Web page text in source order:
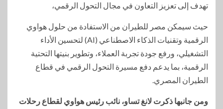
تهدف إلى تعزيز التعاون في مجال التحول الرقمي،
حيث سيمكن مصر للطيران من الاستفادة من حلول هواوي
الرقمية وتقنيات الذكاء الاصطناعي (AI) لتحسين الأداء
التشغيلي، ورفع جودة تجربة العملاء، وتطوير بنيتها التحتية
الرقمية، بما يدعم دفع مسيرة التحول الرقمي في قطاع
الطيران المصري.
ومن جانبها ذكرت لانغ تساو، نائب رئيس هواوي لقطاع رحلات